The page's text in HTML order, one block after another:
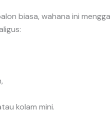
biasa, wahana ini
kolam mini.